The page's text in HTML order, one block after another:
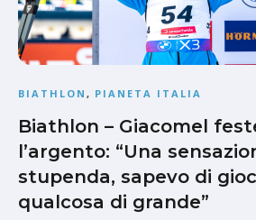
BIATHLON , PIANETA ITALIA
Biathlon – Giacomel
l’argento: “Una
stupenda, sapevo di
qualcosa di grande”